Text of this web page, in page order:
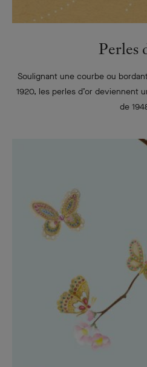
Perles
Soulignant une courbe ou
1920, les perles d’or deviennent
de